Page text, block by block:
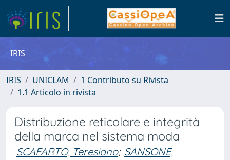
IRIS
IRIS UNICLAM
1 Contributo su Rivista
1.1 Articolo in rivista
Distribuzione reticolare e integrità
della marca nel sistema moda
SCAFARTO, Teresiano; SANSONE,